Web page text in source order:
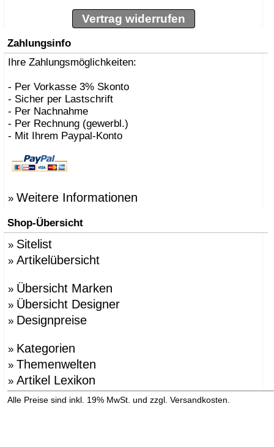
Vertrag widerrufen
Zahlungsinfo
Ihre Zahlungsmöglichkeiten:
- Per Vorkasse 3% Skonto
- Sicher per Lastschrift
- Per Nachnahme
- Per Rechnung (gewerbl.)
- Mit Ihrem Paypal-Konto
» Weitere Informationen
Shop-Übersicht
» Sitelist
» Artikelübersicht
» Übersicht Marken
» Übersicht Designer
» Designpreise
» Kategorien
» Themenwelten
» Artikel Lexikon
Alle Preise sind inkl. 19% MwSt. und zzgl. Versandkosten.